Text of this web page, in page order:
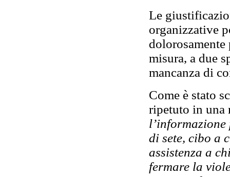
Le
organizzative
misura, a due
mancanza di
Come è stato
ripetuto in una
di sete, cibo a
assistenza a
fermare la